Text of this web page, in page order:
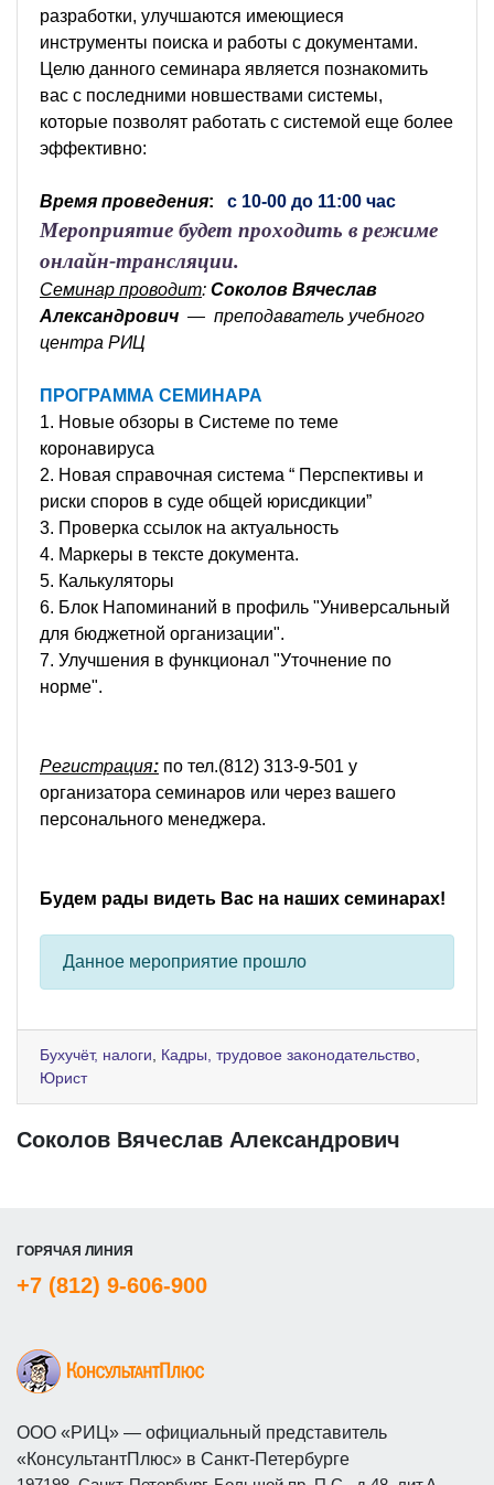
разработки, улучшаются имеющиеся
инструменты поиска и работы с документами.
Целю данного семинара является познакомить
вас с последними новшествами системы,
которые позволят работать с системой еще более
эффективно:
Время проведения: с 10-00 до 11:00 час
Мероприятие будет проходить в режиме
онлайн-трансляции.
Семинар проводит: Соколов Вячеслав
Александрович — преподаватель учебного
центра РИЦ
ПРОГРАММА СЕМИНАРА
1. Новые обзоры в Системе по теме
коронавируса
2. Новая справочная система “ Перспективы и
риски споров в суде общей юрисдикции”
3. Проверка ссылок на актуальность
4. Маркеры в тексте документа.
5. Калькуляторы
6. Блок Напоминаний в профиль "Универсальный
для бюджетной организации".
7. Улучшения в функционал "Уточнение по
норме".
Регистрация: по тел.(812) 313-9-501 у
организатора семинаров или через вашего
персонального менеджера.
Будем рады видеть Вас на наших семинарах!
Данное мероприятие прошло
Бухучёт, налоги Кадры, трудовое законодательство
Юрист
Соколов Вячеслав Александрович
ГОРЯЧАЯ ЛИНИЯ
+7 (812) 9-606-900
ООО «РИЦ» — официальный представитель
«КонсультантПлюс» в Санкт-Петербурге